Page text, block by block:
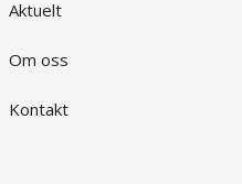
Aktuelt
Om oss
Kontakt